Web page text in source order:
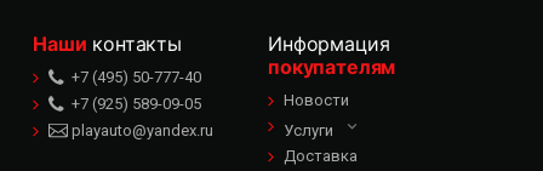
Наши контакты
+7 (495) 50-777-40
+7 (925) 589-09-05
playauto@yandex.ru
Информация
покупателям
Новости
Услуги
Доставка